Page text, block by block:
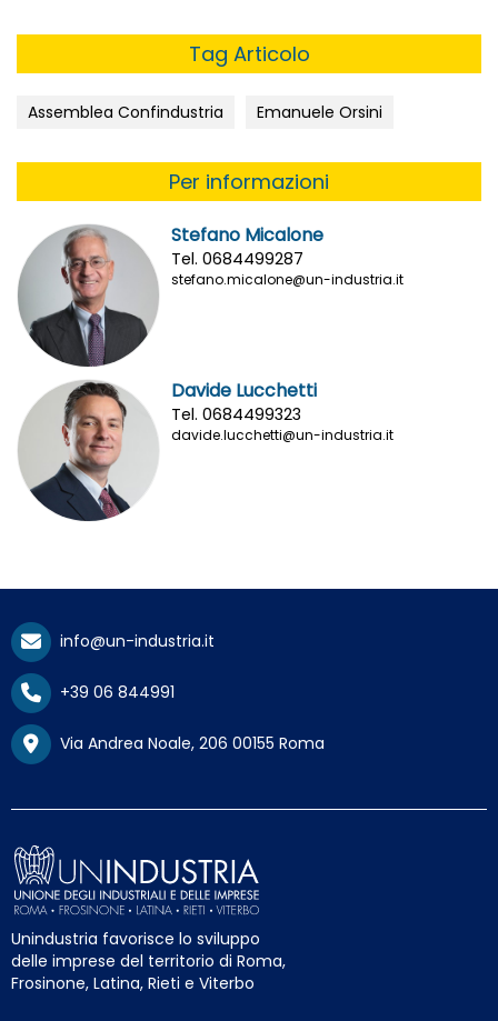
Tag Articolo
Assemblea Confindustria Emanuele Orsini
Per informazioni
Stefano Micalone
Tel. 0684499287
stefano.micalone@un-industria.it
Davide Lucchetti
Tel. 0684499323
davide.lucchetti@un-industria.it
info@un-industria.it
+39 06 844991
Via Andrea Noale, 206 00155 Roma
Unindustria favorisce lo sviluppo
delle imprese del territorio di Roma,
Frosinone, Latina, Rieti e Viterbo